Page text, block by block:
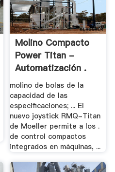
Molino Compacto
Power Titan -
Automatización .
molino de bolas de la
capacidad de las
especificaciones; ... El
nuevo joystick RMQ-Titan
de Moeller permite a los .
de control compactos
integrados en máquinas, ...